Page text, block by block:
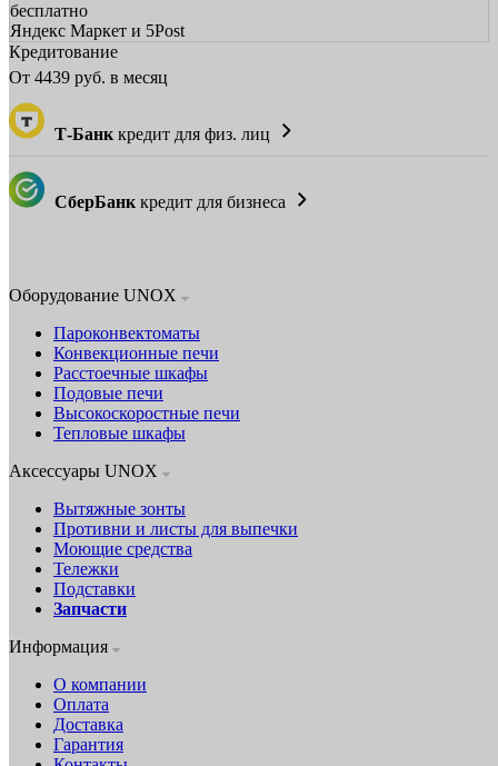
бесплатно
Яндекс Маркет и 5Post
Кредитование
От 4439 руб. в месяц
Т-Банк кредит для физ. лиц
СберБанк кредит для бизнеса
Оборудование UNOX
Пароконвектоматы
Конвекционные печи
Расстоечные шкафы
Подовые печи
Высокоскоростные печи
Тепловые шкафы
Аксессуары UNOX
Вытяжные зонты
Противни и листы для выпечки
Моющие средства
Тележки
Подставки
Запчасти
Информация
О компании
Оплата
Доставка
Гарантия